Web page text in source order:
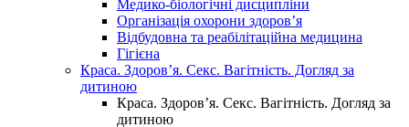
Медико-біологічні дисципліни
Організація охорони здоров’я
Відбудовна та реабілітаційна медицина
Гігієна
Краса. Здоров’я. Секс. Вагітність. Догляд за
дитиною
Краса. Здоров’я. Секс. Вагітність. Догляд за
дитиною